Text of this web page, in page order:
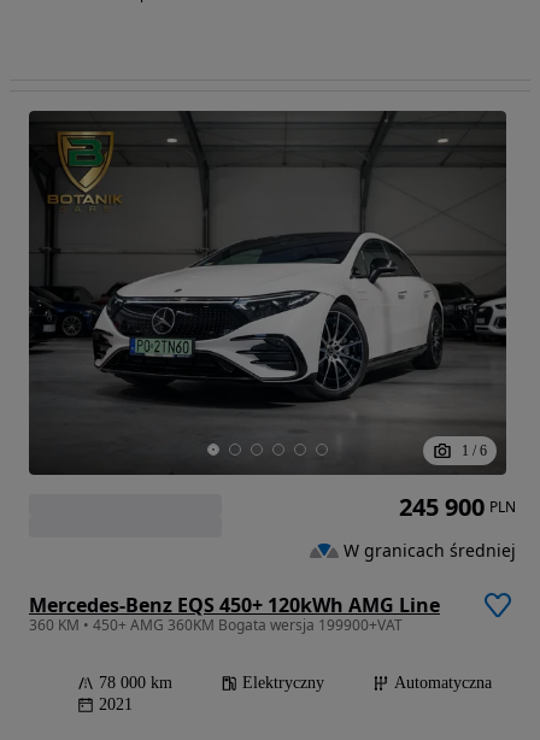
1 / 6
Mercedes-Benz EQS 450+ 120kWh AMG Line
360 KM • 450+ AMG 360KM Bogata wersja 199900+VAT
78 000 km Elektryczny
Automatyczna
2021
245 900 PLN
W granicach średniej